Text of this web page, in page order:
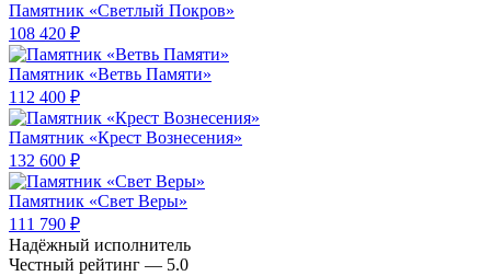
Памятник «Светлый Покров»
108 420 ₽
Памятник «Ветвь Памяти»
112 400 ₽
Памятник «Крест Вознесения»
132 600 ₽
Памятник «Свет Веры»
111 790 ₽
Надёжный исполнитель
Чеcтный рейтинг — 5.0